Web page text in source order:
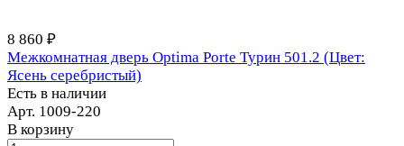
8 860 ₽
Межкомнатная дверь Optima Porte Турин 501.2 (Цвет:
Ясень серебристый)
Есть в наличии
Арт. 1009-220
В корзину